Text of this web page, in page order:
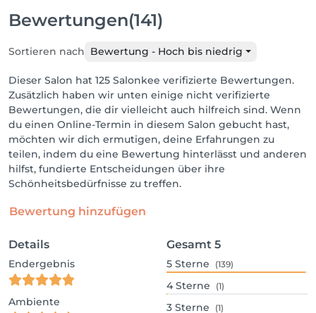
Bewertungen(141)
Sortieren nach Bewertung - Hoch bis niedrig
Dieser Salon hat 125 Salonkee verifizierte Bewertungen.
Zusätzlich haben wir unten einige nicht verifizierte
Bewertungen, die dir vielleicht auch hilfreich sind. Wenn
du einen Online-Termin in diesem Salon gebucht hast,
möchten wir dich ermutigen, deine Erfahrungen zu
teilen, indem du eine Bewertung hinterlässt und anderen
hilfst, fundierte Entscheidungen über ihre
Schönheitsbedürfnisse zu treffen.
Bewertung hinzufügen
Details
Endergebnis
Ambiente
Gesamt 5
5 Sterne (139)
4 Sterne (1)
3 Sterne (1)